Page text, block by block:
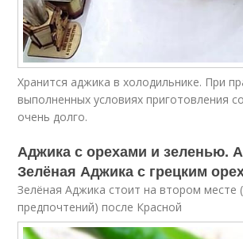
Хранится аджика в холодильнике. При
выполненных условиях приготовления
очень долго.
Аджика с орехами и зеленью.
Зелёная Аджика с грецким
Зелёная Аджика стоит на втором месте
предпочтений) после Красной